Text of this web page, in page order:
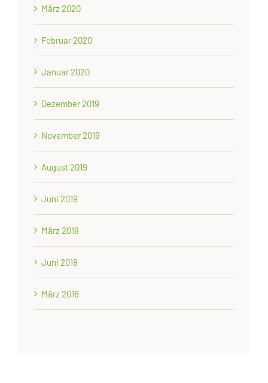
März 2020
Februar 2020
Januar 2020
Dezember 2019
November 2019
August 2019
Juni 2019
März 2019
Juni 2018
März 2016